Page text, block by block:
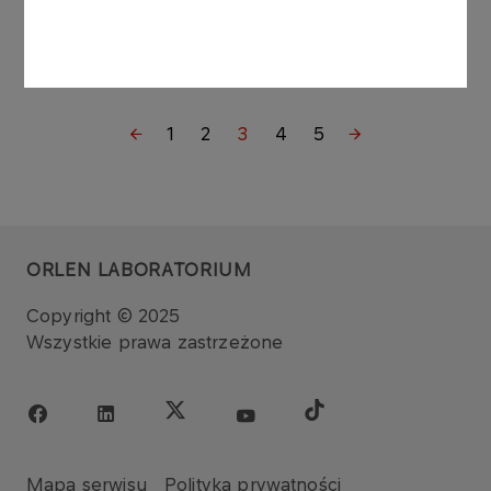
1 2 3 4 5
ORLEN LABORATORIUM
Copyright © 2025
Wszystkie prawa zastrzeżone
Mapa serwisu Polityka prywatności